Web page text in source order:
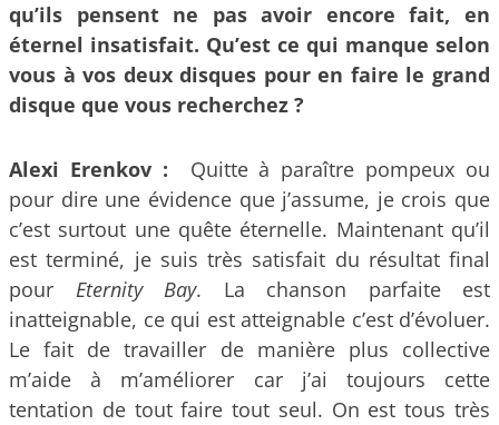
qu’ils pensent ne pas avoir encore fait, en
éternel insatisfait. Qu’est ce qui manque selon
vous à vos deux disques pour en faire le grand
disque que vous recherchez ?
Alexi Erenkov :
Quitte à paraître pompeux ou
pour dire une évidence que j’assume, je crois que
c’est surtout une quête éternelle. Maintenant qu’il
est terminé, je suis très satisfait du résultat final
pour Eternity Bay. La chanson parfaite est
inatteignable, ce qui est atteignable c’est d’évoluer.
Le fait de travailler de manière plus collective
m’aide à m’améliorer car j’ai toujours cette
tentation de tout faire tout seul. On est tous très